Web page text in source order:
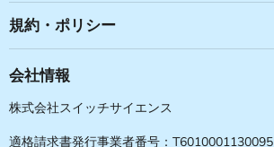
さ
い
さ
い
さ
い
い
規約・ポリシー
会社情報
株式会社スイッチサイエンス
適格請求書発行事業者番号：T6010001130095